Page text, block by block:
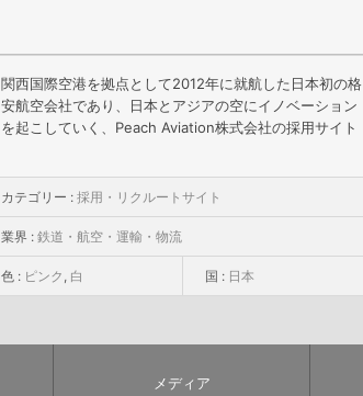
関西国際空港を拠点として2012年に就航した日本初の格
安航空会社であり、日本とアジアの空にイノベーション
を起こしていく、Peach Aviation株式会社の採用サイト
カテゴリー : 採用・リクルートサイト
業界 : 鉄道・航空・運輸・物流
色 : ピンク , 白 国 : 日本
メディア